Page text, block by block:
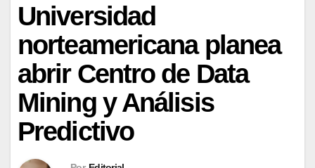
Universidad
norteamericana planea
abrir Centro de Data
Mining y Análisis
Predictivo